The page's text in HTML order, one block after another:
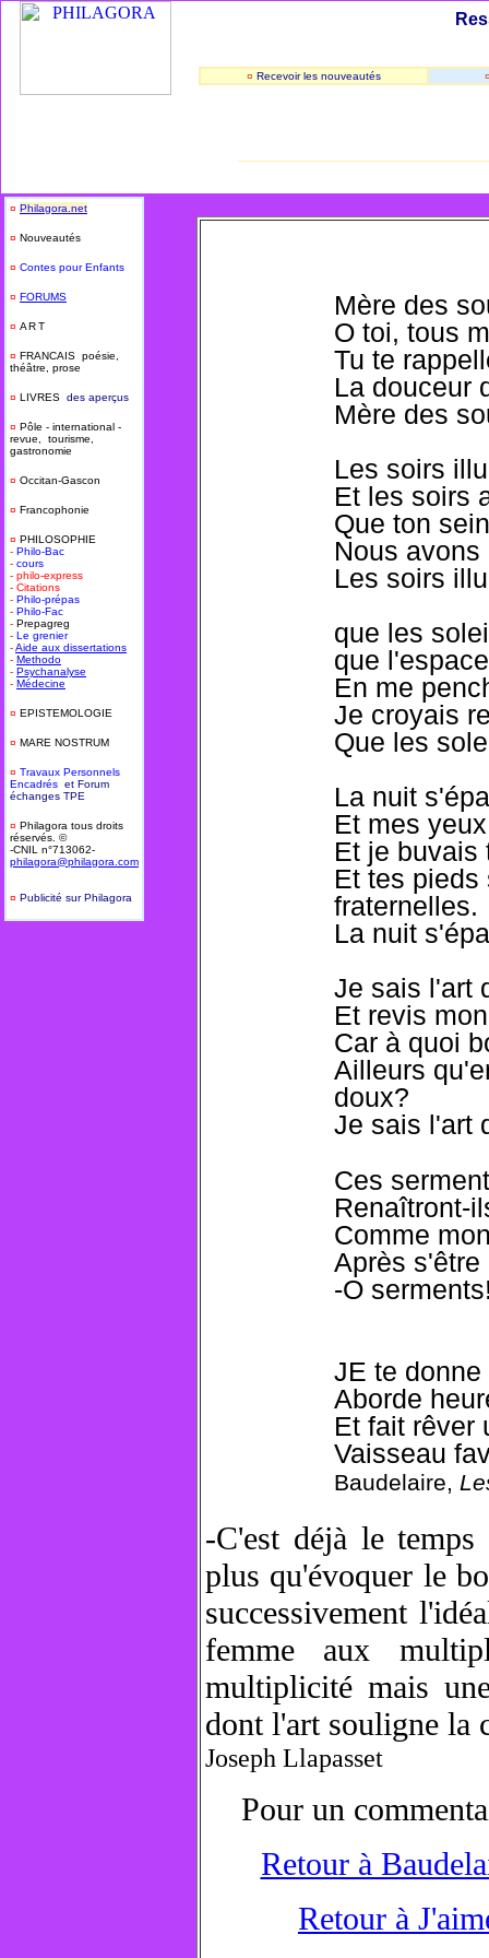
¤ Recevoir les nouveautés
¤ Philagora.net
¤ Nouveautés
¤ Contes pour Enfants
¤ FORUMS
¤ ART
¤ FRANCAIS poésie,
théâtre, prose
¤ LIVRES des aperçus
¤ Pôle - international -
revue, tourisme,
gastronomie
¤ Occitan-Gascon
¤ Francophonie
¤ PHILOSOPHIE
- Philo-Bac
- cours
- philo-express
- Citations
- Philo-prépas
- Philo-Fac
- Prepagreg
- Le grenier
-Aide aux dissertations
- Methodo
- Psychanalyse
- Médecine
¤ EPISTEMOLOGIE
¤ MARE NOSTRUM
¤ Travaux Personnels
Encadrés et Forum
échanges TPE
¤ Philagora tous droits
réservés. ©
-CNIL n°713062-
philagora@philagora.com
¤ Publicité sur Philagora
Mère des
O toi, tous
Tu te
La douceur
Mère des
Les soirs
Et les soirs
Que ton
Nous
Les soirs
que les
que
En me
Je croyais
Que les
La nuit
Et mes
Et je buvais
Et tes pieds
fraternelles.
La nuit
Je sais l'art
Et revis
Car à quoi
Ailleurs
doux?
Je sais l'art
Ces
Renaîtront-
Comme
Après
-O
JE te
Aborde
Et fait rêver
Vaisseau
Baudelaire,
-C'est déjà le
plus qu'évoquer le
successivement
femme aux
multiplicité mais
dont l'art souligne la
Joseph Llapasset
Pour un
Retour à
Retour à